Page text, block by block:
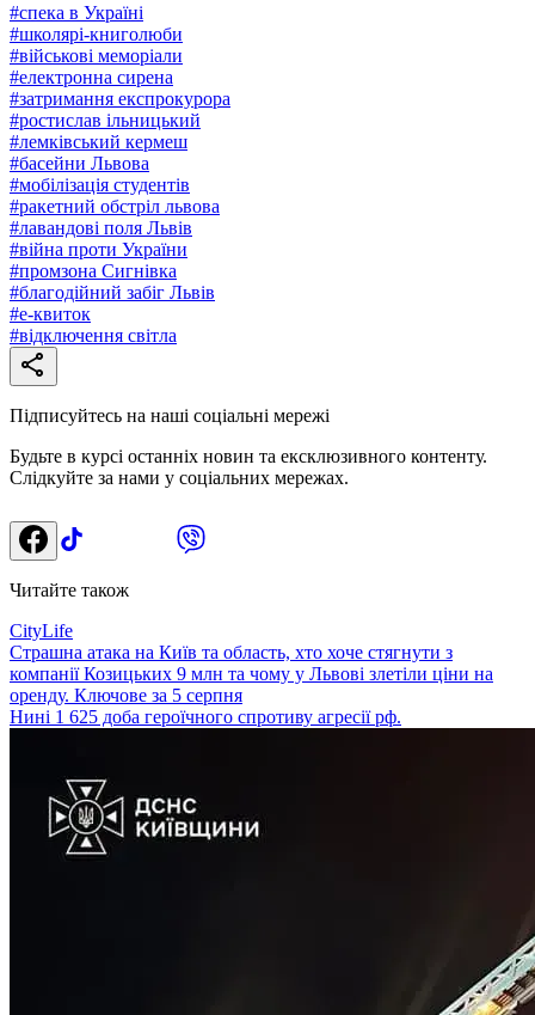
#спека в Україні
#школярі-книголюби
#військові меморіали
#електронна сирена
#затримання експрокурора
#ростислав ільницький
#лемківський кермеш
#басейни Львова
#мобілізація студентів
#ракетний обстріл львова
#лавандові поля Львів
#війна проти України
#промзона Сигнівка
#благодійний забіг Львів
#е-квиток
#відключення світла
Підписуйтесь на наші соціальні мережі
Будьте в курсі останніх новин та ексклюзивного контенту.
Слідкуйте за нами у соціальних мережах.
Читайте також
CityLife
Страшна атака на Київ та область, хто хоче стягнути з
компанії Козицьких 9 млн та чому у Львові злетіли ціни на
оренду. Ключове за 5 серпня
Нині 1 625 доба героїчного спротиву агресії рф.